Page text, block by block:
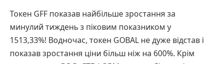
Токен GFF показав найбільше зростання за
минулий тиждень з піковим показником у
1513,33%! Водночас, токен GOBAL не дуже відстав і
показав зростання ціни більш ніж на 600%. Крім